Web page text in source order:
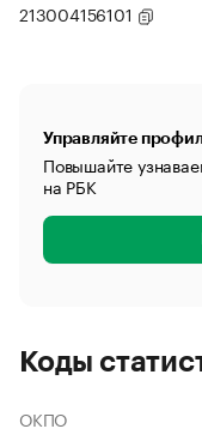
213004156101
Управляйте
Повышайте
на РБК
Коды
ОКПО